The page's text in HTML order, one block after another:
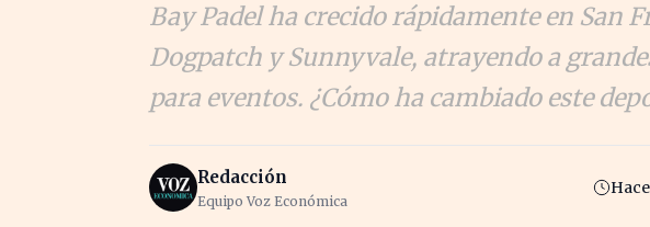
Bay Padel ha crecido rápidamente en San
Dogpatch y Sunnyvale, atrayendo a
para eventos. ¿Cómo ha cambiado este
Redacción
Equipo Voz Económica